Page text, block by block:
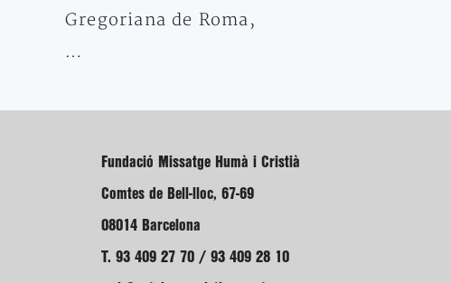
Gregoriana de Roma,
…
Fundació Missatge Humà i Cristià
Comtes de Bell-lloc, 67-69
08014 Barcelona
T. 93 409 27 70 / 93 409 28 10